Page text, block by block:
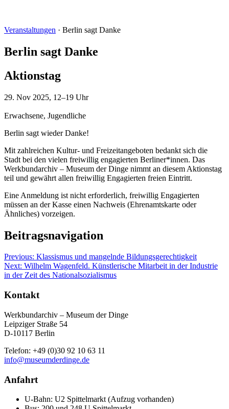
Veranstaltungen · Berlin sagt Danke
Berlin sagt Danke
Aktionstag
29. Nov 2025, 12–19 Uhr
Erwachsene, Jugendliche
Berlin sagt wieder Danke!
Mit zahlreichen Kultur- und Freizeitangeboten bedankt sich die
Stadt bei den vielen freiwillig engagierten Berliner*innen. Das
Werkbundarchiv – Museum der Dinge nimmt an diesem Aktionstag
teil und gewährt allen freiwillig Engagierten freien Eintritt.
Eine Anmeldung ist nicht erforderlich, freiwillig Engagierten
müssen an der Kasse einen Nachweis (Ehrenamtskarte oder
Ähnliches) vorzeigen.
Beitragsnavigation
Previous: Klassismus und mangelnde Bildungsgerechtigkeit
Next: Wilhelm Wagenfeld. Künstlerische Mitarbeit in der Industrie
in der Zeit des Nationalsozialismus
Kontakt
Werkbundarchiv – Museum der Dinge
Leipziger Straße 54
D-10117 Berlin
Telefon: +49 (0)30 92 10 63 11
info@museumderdinge.de
Anfahrt
U-Bahn: U2 Spittelmarkt (Aufzug vorhanden)